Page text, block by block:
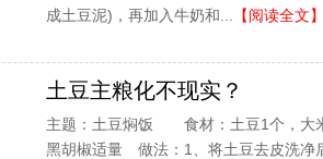
成土豆泥)，再加入牛奶和...
【阅读全文
土豆主粮化不现实？
主题：土豆焖饭 食材：土豆1个，大
黑胡椒适量 做法：1、将土豆去皮洗净